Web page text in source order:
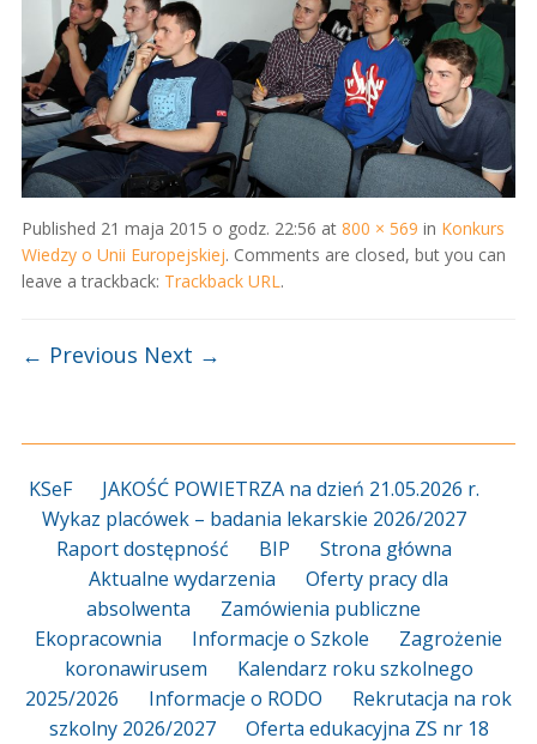
Published 21 maja 2015 o godz. 22:56 at 800 × 569 in Konkurs
Wiedzy o Unii Europejskiej. Comments are closed, but you can
leave a trackback: Trackback URL.
← Previous Next →
KSeF
JAKOŚĆ POWIETRZA na dzień 21.05.2026 r.
Wykaz placówek – badania lekarskie 2026/2027
Raport dostępność
BIP
Strona główna
Aktualne wydarzenia
Oferty pracy dla
absolwenta
Zamówienia publiczne
Ekopracownia
Informacje o Szkole
Zagrożenie
koronawirusem
Kalendarz roku szkolnego
2025/2026
Informacje o RODO
Rekrutacja na rok
szkolny 2026/2027
Oferta edukacyjna ZS nr 18